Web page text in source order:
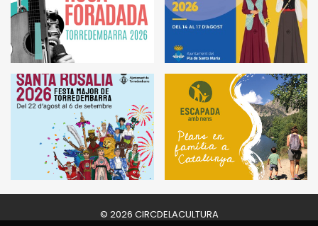
© 2026 CIRCDELACULTURA